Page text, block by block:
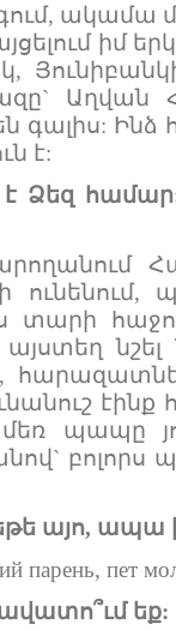
ակամա
իմ
Աղվան
գալիս:
է:
է Ձեզ
տարի
էինք
պապը
այո, ապա
пет
եք: